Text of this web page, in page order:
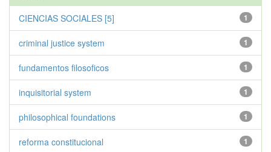
1
CIENCIAS SOCIALES [5]
1
criminal justice system
1
fundamentos filosoficos
1
inquisitorial system
1
philosophical foundations
1
reforma constitucional